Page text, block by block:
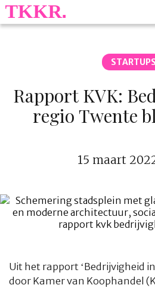
STARTUPS
Rapport KVK:
regio Twente
15 maart
Uit het rapport ‘Bedrijvigheid
door Kamer van Koophandel